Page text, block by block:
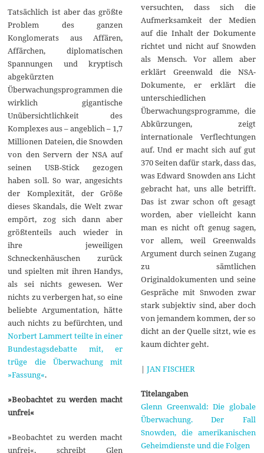
Tatsächlich ist aber das größte
Problem des ganzen
Konglomerats aus Affären,
Affärchen, diplomatischen
Spannungen und kryptisch
abgekürzten
Überwachungsprogrammen die
wirklich gigantische
Unübersichtlichkeit des
Komplexes aus – angeblich – 1,7
Millionen Dateien, die Snowden
von den Servern der NSA auf
seinen USB-Stick gezogen
haben soll. So war, angesichts
der Komplexität, der Größe
dieses Skandals, die Welt zwar
empört, zog sich dann aber
größtenteils auch wieder in
ihre jeweiligen
Schneckenhäuschen zurück
und spielten mit ihren Handys,
als sei nichts gewesen. Wer
nichts zu verbergen hat, so eine
beliebte Argumentation, hätte
auch nichts zu befürchten, und
Norbert Lammert teilte in einer
Bundestagsdebatte mit, er
trüge die Überwachung mit
»Fassung«.
»Beobachtet zu werden macht
unfrei«
»Beobachtet zu werden macht
unfrei«, schreibt Glen
versuchten, dass sich die
Aufmerksamkeit der Medien
auf die Inhalt der Dokumente
richtet und nicht auf Snowden
als Mensch. Vor allem aber
erklärt Greenwald die NSA-
Dokumente, er erklärt die
unterschiedlichen
Überwachungsprogramme, die
Abkürzungen, zeigt
internationale Verflechtungen
auf. Und er macht sich auf gut
370 Seiten dafür stark, dass das,
was Edward Snowden ans Licht
gebracht hat, uns alle betrifft.
Das ist zwar schon oft gesagt
worden, aber vielleicht kann
man es nicht oft genug sagen,
vor allem, weil Greenwalds
Argument durch seinen Zugang
zu sämtlichen
Originaldokumenten und seine
Gespräche mit Snwoden zwar
stark subjektiv sind, aber doch
von jemandem kommen, der so
dicht an der Quelle sitzt, wie es
kaum dichter geht.
| JAN FISCHER
Titelangaben
Glenn Greenwald: Die globale
Überwachung. Der Fall
Snowden, die amerikanischen
Geheimdienste und die Folgen